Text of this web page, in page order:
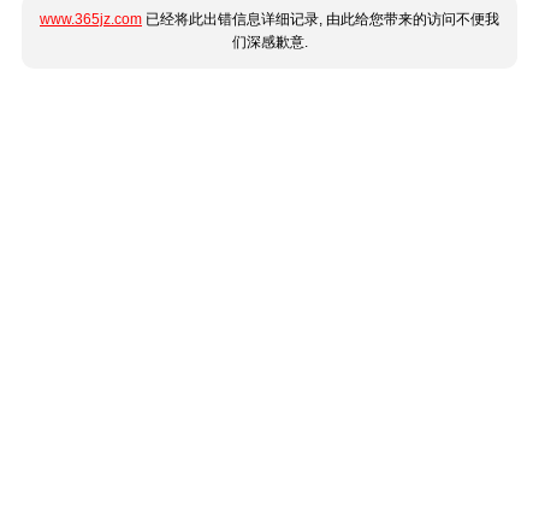
www.365jz.com 已经将此出错信息详细记录, 由此给您带来的访问不便我
们深感歉意.